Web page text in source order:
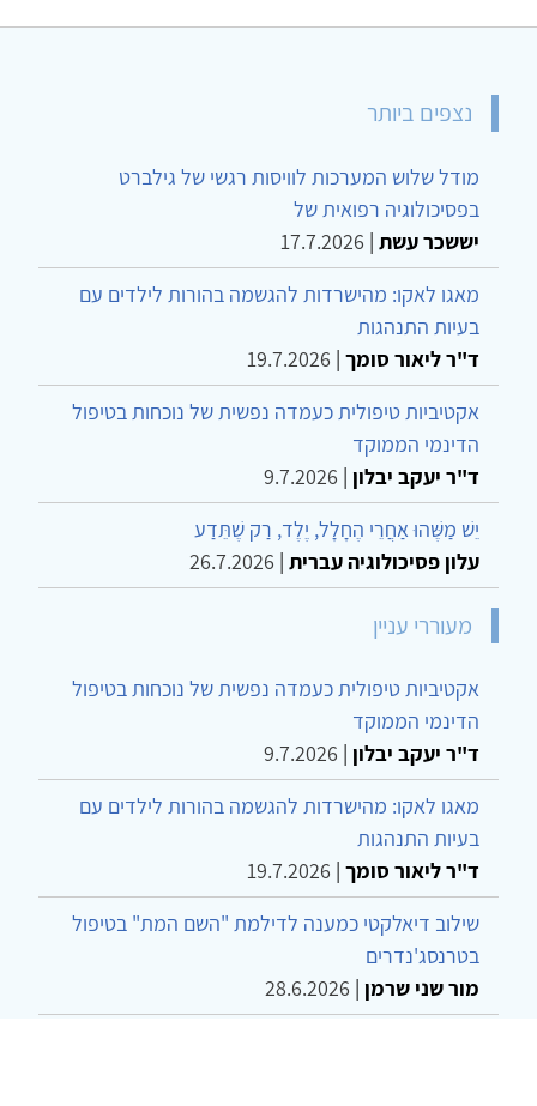
נצפים ביותר
מודל שלוש המערכות לוויסות רגשי של גילברט
בפסיכולוגיה רפואית של
יששכר עשת |
17.7.2026
מאגו לאקו: מהישרדות להגשמה בהורות לילדים עם
בעיות התנהגות
ד"ר ליאור סומך |
19.7.2026
אקטיביות טיפולית כעמדה נפשית של נוכחות בטיפול
הדינמי הממוקד
ד"ר יעקב יבלון |
9.7.2026
יֵשׁ מַשֶּׁהוּ אַחֲרֵי הֶחָלָל, יֶלֶד, רַק שֶׁתֵּדַע
עלון פסיכולוגיה עברית |
26.7.2026
מעוררי עניין
אקטיביות טיפולית כעמדה נפשית של נוכחות בטיפול
הדינמי הממוקד
ד"ר יעקב יבלון |
9.7.2026
מאגו לאקו: מהישרדות להגשמה בהורות לילדים עם
בעיות התנהגות
ד"ר ליאור סומך |
19.7.2026
שילוב דיאלקטי כמענה לדילמת "השם המת" בטיפול
בטרנסג'נדרים
מור שני שרמן |
28.6.2026